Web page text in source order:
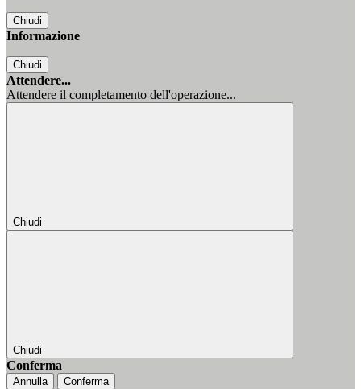
Chiudi
Informazione
Chiudi
Attendere...
Attendere il completamento dell'operazione...
Chiudi
Chiudi
Conferma
Annulla Conferma